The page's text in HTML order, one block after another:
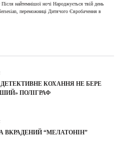
найтемнішої ночі Народжується твій день
переможниці Дитячого Євробачення в
КОХАННЯ НЕ БЕРЕ
ПОЛІГРАФ
ВКРАДЕНИЙ “МЕЛАТОНІН”